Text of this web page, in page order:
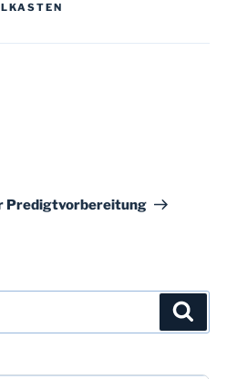
Predigtvorbereitung